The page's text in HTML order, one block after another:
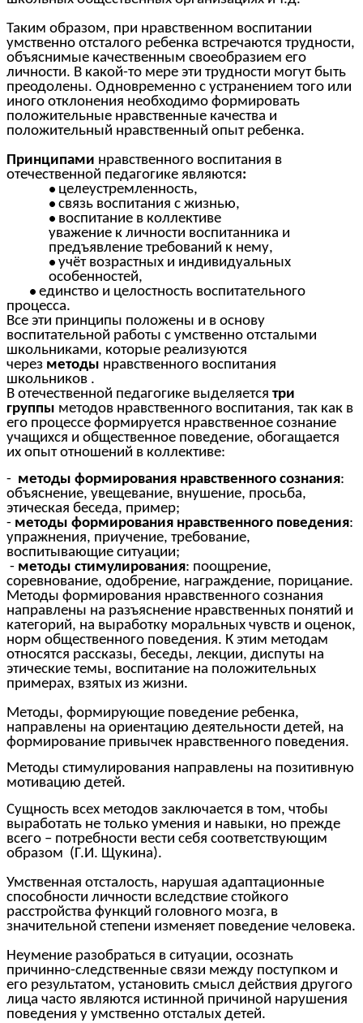
Таким образом, при нравственном воспитании
умственно отсталого ребенка встречаются трудности,
объяснимые качественным своеобразием его
личности. В какой-то мере эти трудности могут быть
преодолены. Одновременно с устранением того или
иного отклонения необходимо формировать
положительные нравственные качества и
положительный нравственный опыт ребенка.
Принципами нравственного воспитания в
отечественной педагогике являются:
целеустремленность,
связь воспитания с жизнью,
воспитание в коллективе
уважение к личности воспитанника и
предъявление требований к нему,
учёт возрастных и индивидуальных
особенностей,
единство и целостность воспитательного
процесса.
Все эти принципы положены и в основу
воспитательной работы с умственно отсталыми
школьниками, которые реализуются
через методы нравственного воспитания
школьников .
В отечественной педагогике выделяется три
группы методов нравственного воспитания, так как в
его процессе формируется нравственное сознание
учащихся и общественное поведение, обогащается
их опыт отношений в коллективе:
- методы формирования нравственного сознания:
объяснение, увещевание, внушение, просьба,
этическая беседа, пример;
- методы формирования нравственного поведения:
упражнения, приучение, требование,
воспитывающие ситуации;
- методы стимулирования: поощрение,
соревнование, одобрение, награждение, порицание.
Методы формирования нравственного сознания
направлены на разъяснение нравственных понятий и
категорий, на выработку моральных чувств и оценок,
норм общественного поведения. К этим методам
относятся рассказы, беседы, лекции, диспуты на
этические темы, воспитание на положительных
примерах, взятых из жизни.
Методы, формирующие поведение ребенка,
направлены на ориентацию деятельности детей, на
формирование привычек нравственного поведения.
Методы стимулирования направлены на позитивную
мотивацию детей.
Сущность всех методов заключается в том, чтобы
выработать не только умения и навыки, но прежде
всего – потребности вести себя соответствующим
образом (Г.И. Щукина).
Умственная отсталость, нарушая адаптационные
способности личности вследствие стойкого
расстройства функций головного мозга, в
значительной степени изменяет поведение человека.
Неумение разобраться в ситуации, осознать
причинно-следственные связи между поступком и
его результатом, установить смысл действия другого
лица часто являются истинной причиной нарушения
поведения у умственно отсталых детей.